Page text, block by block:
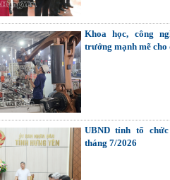
Khoa học, công
trưởng mạnh mẽ cho
UBND tỉnh tổ
tháng 7/2026